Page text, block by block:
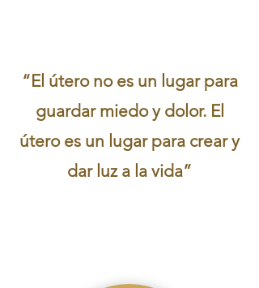
“El útero no es un lugar para
guardar miedo y dolor. El
útero es un lugar para crear y
dar luz a la vida”